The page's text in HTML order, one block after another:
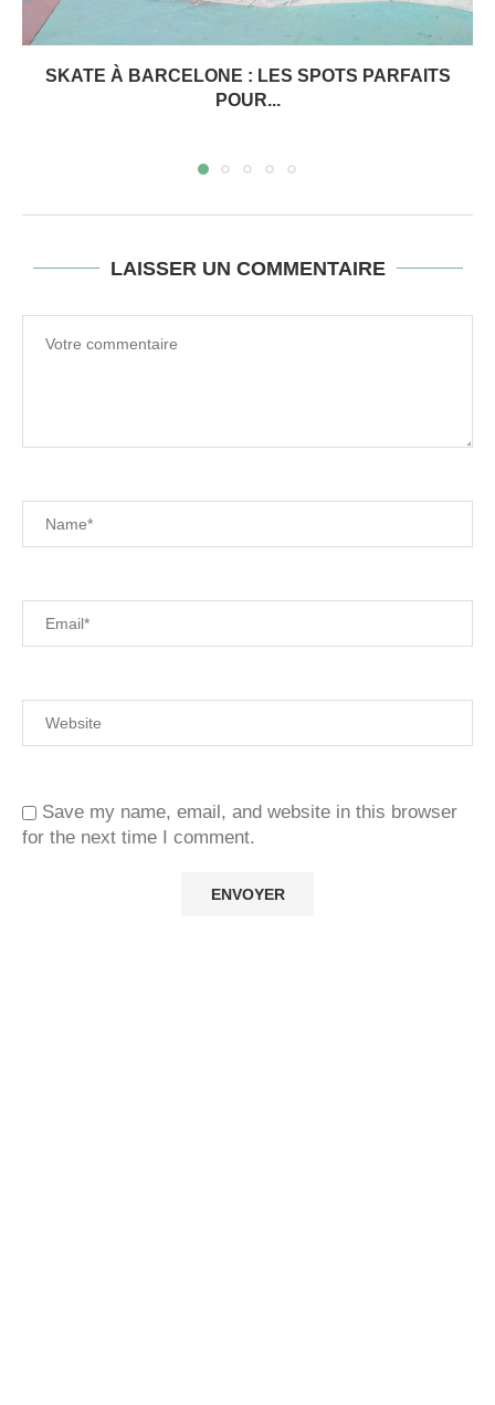
SKATE À BARCELONE : LES SPOTS PARFAITS
POUR...
LAISSER UN COMMENTAIRE
Save my name, email, and website in this browser
for the next time I comment.